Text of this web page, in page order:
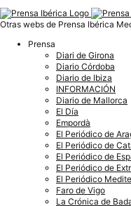
Otras webs de Prensa Ibérica
Prensa
Diari de Girona
Diario Córdoba
Diario de Ibiza
INFORMACIÓN
Diario de Mallorca
El Día
Empordà
El Periódico de
El Periódico de
El Periódico de
El Periódico de
El Periódico
Faro de Vigo
La Crónica de